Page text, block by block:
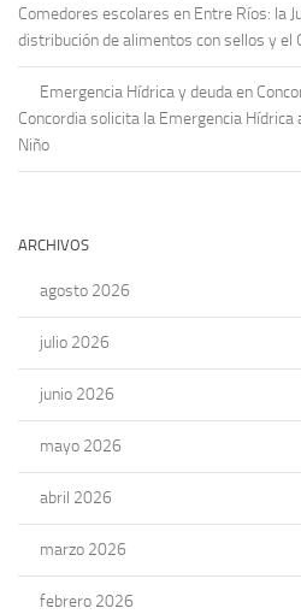
Comedores escolares en Entre Ríos: la
distribución de alimentos con sellos y el
Emergencia Hídrica y deuda en
Concordia solicita la Emergencia Hídrica
Niño
ARCHIVOS
agosto 2026
julio 2026
junio 2026
mayo 2026
abril 2026
marzo 2026
febrero 2026